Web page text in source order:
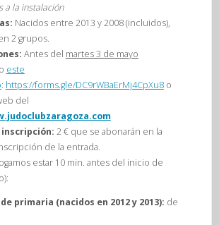
a la instalación
Nacidos entre 2013 y 2008 (incluidos),
2 grupos.
Antes del martes 3 de mayo
este
: https://forms.gle/DC9rWBaErMj4CpXu8o
del
inscripción: 2 € que se abonarán en la
de la entrada.
estar 10 min. antes del inicio de
de primaria (nacidos en 2012 y 2013): de